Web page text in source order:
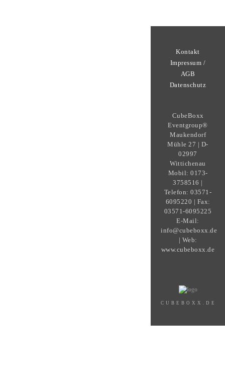
Kontakt
Impressum /
AGB
Datenschutz
CubeBoxx
Eventgroup®
Maukendorf
Mühle 27 | D-
02997
Wittichenau
Mobil: 0173-
3758516 |
Telefon: 03571-
6095220 | Fax:
03571-6095225
E-Mail:
info@cubeboxx.de
| Web:
www.cubeboxx.de
CUBEBOXX.DE